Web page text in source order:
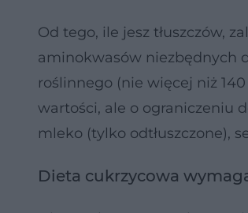
Od tego, ile jesz tłuszczów,
aminokwasów niezbędnych
roślinnego (nie więcej niż
wartości, ale o ograniczeniu
mleko (tylko odtłuszczone),
Dieta cukrzycowa